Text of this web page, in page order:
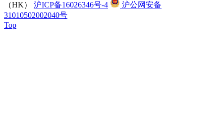
（HK） 沪ICP备16026346号-4
沪公网安备
31010502002040号
Top